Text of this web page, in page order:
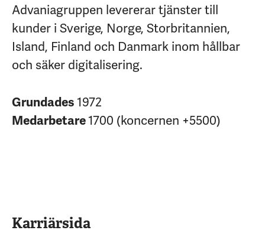
Advaniagruppen levererar tjänster till
kunder i Sverige, Norge, Storbritannien,
Island, Finland och Danmark inom hållbar
och säker digitalisering.
Grundades1972
Medarbetare1700 (koncernen +5500)
Karriärsida